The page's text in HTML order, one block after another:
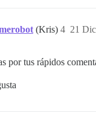
(Kris) 21
4
por tus rápidos